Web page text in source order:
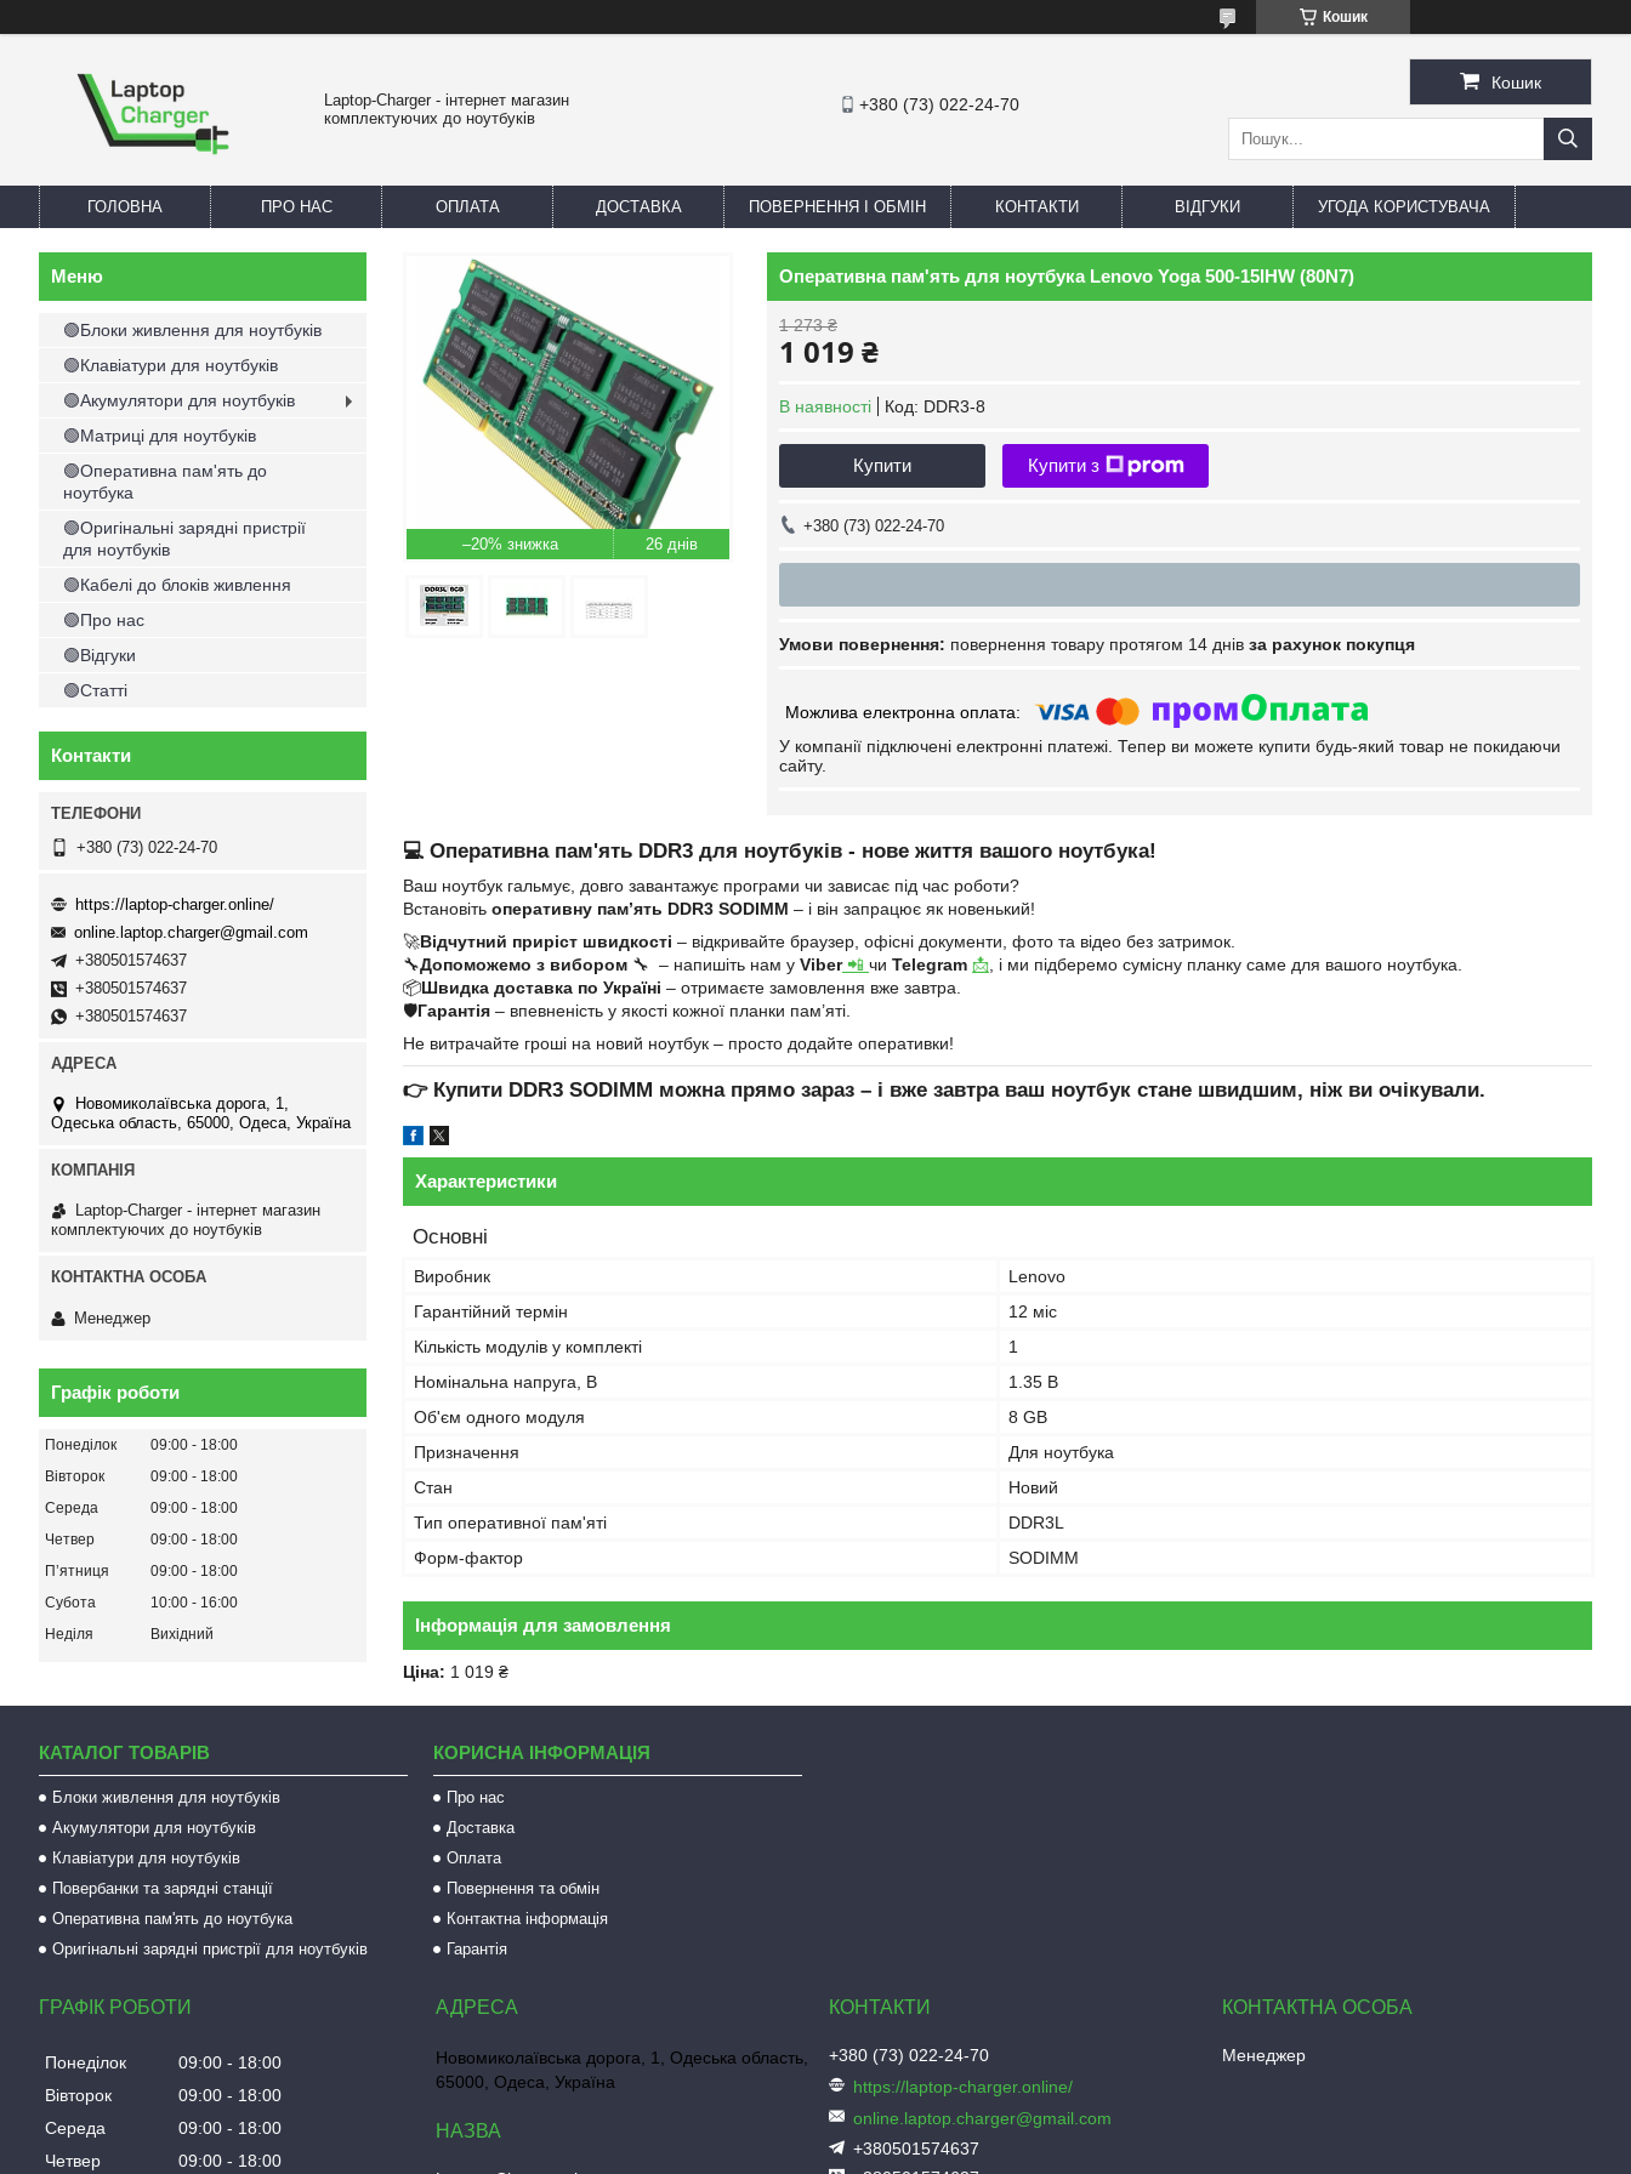
Кошик
Laptop-Charger - інтернет магазин
комплектуючих до ноутбуків
+380 (73) 022-24-70
Кошик
ГОЛОВНА ПРО НАС ОПЛАТА ДОСТАВКА ПОВЕРНЕННЯ І ОБМІН КОНТАКТИ ВІДГУКИ УГОДА КОРИСТУВАЧА
–20% 26 днів
Оперативна пам'ять для ноутбука Lenovo Yoga 500-15IHW (80N7)
1 273 ₴
1 019 ₴
В наявності Код: DDR3-8
Купити Купити з
+380 (73) 022-24-70
повернення товару протягом 14 днів за рахунок покупця
У компанії підключені електронні платежі. Тепер ви можете купити будь-який товар не покидаючи
сайту.
💻 Оперативна пам'ять DDR3 для ноутбуків - нове життя вашого ноутбука!
Ваш ноутбук гальмує, довго завантажує програми чи зависає під час роботи?
Встановіть оперативну пам’ять DDR3 SODIMM – і він запрацює як новенький!
🚀Відчутний приріст швидкості – відкривайте браузер, офісні документи, фото та відео без затримок.
🔧Допоможемо з вибором 🔧 – напишіть нам у Viber📲 чи Telegram 📩 , і ми підберемо сумісну планку саме для вашого ноутбука.
📦Швидка доставка по Україні – отримаєте замовлення вже завтра.
🛡Гарантія – впевненість у якості кожної планки пам’яті.
Не витрачайте гроші на новий ноутбук – просто додайте оперативки!
👉 Купити DDR3 SODIMM можна прямо зараз – і вже завтра ваш ноутбук стане швидшим, ніж ви очікували.
Характеристики
Основні
Виробник
Lenovo
Гарантійний термін
12 міс
Кількість модулів у комплекті
1
Номінальна напруга, В
1.35 В
Об'єм одного модуля
8 GB
Призначення
Для ноутбука
Стан
Новий
Тип оперативної пам'яті
DDR3L
Форм-фактор
SODIMM
Інформація для замовлення
Ціна: 1 019 ₴
🟢Блоки живлення для ноутбуків
🟢Клавіатури для ноутбуків
🟢Акумулятори для ноутбуків
🟢Матриці для ноутбуків
🟢Оперативна пам'ять до
ноутбука
🟢Оригінальні зарядні пристрії
для ноутбуків
🟢Кабелі до блоків живлення
🟢Про нас
🟢Відгуки
🟢Статті
Контакти
+380 (73) 022-24-70
https://laptop-charger.online/
online.laptop.charger@gmail.com
+380501574637
+380501574637
+380501574637
Новомиколаївська дорога, 1,
Одеська область, 65000, Одеса, Україна
Laptop-Charger - інтернет магазин
комплектуючих до ноутбуків
Менеджер
Графік роботи
Понеділок 09:00
18:00
Вівторок
09:00
18:00
Середа
09:00
18:00
Четвер
09:00
18:00
Пʼятниця
09:00
18:00
Субота
10:00
16:00
Неділя
Вихідний
КАТАЛОГ ТОВАРІВ
Блоки живлення для ноутбуків
Акумулятори для ноутбуків
Клавіатури для ноутбуків
Повербанки та зарядні станції
Оперативна пам'ять до ноутбука
Оригінальні зарядні пристрії для ноутбуків
КОРИСНА ІНФОРМАЦІЯ
Про нас
Доставка
Оплата
Повернення та обмін
Контактна інформація
Гарантія
ГРАФІК РОБОТИ
Понеділок 09:00
18:00
Вівторок
09:00
18:00
Середа
09:00
18:00
Четвер
09:00 18:00
Новомиколаївська дорога, 1, Одеська область,
65000, Одеса, Україна
+380 (73) 022-24-70
https://laptop-charger.online/
online.laptop.charger@gmail.com
+380501574637
Менеджер